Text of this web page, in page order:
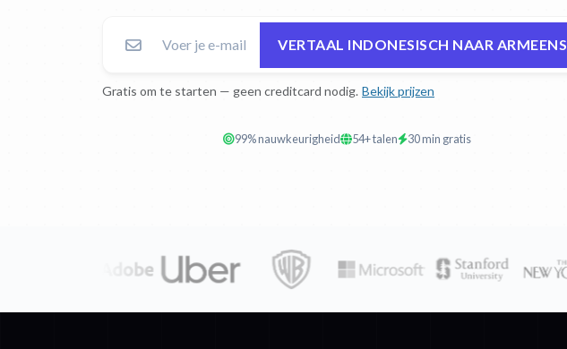
VERTAAL INDONESISCH NAAR ARMEENS
Gratis om te starten — geen creditcard nodig. Bekijk prijzen
99% nauwkeurigheid 54+ talen 30 min gratis